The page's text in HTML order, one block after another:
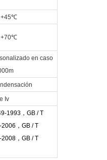
+45℃
+70℃
en caso
Iv
1993 ， GB / T
2006 ， GB / T
2008 ， GB / T